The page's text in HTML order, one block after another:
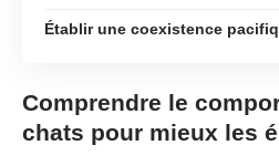
Établir une coexistence
Comprendre le
chats pour mieux les